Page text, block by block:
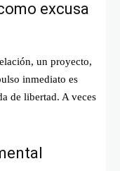
excusa
un proyecto,
inmediato es
de libertad. A veces